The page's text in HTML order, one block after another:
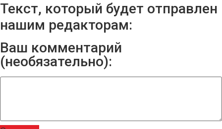
Текст, который будет отправлен
нашим редакторам:
Ваш комментарий
(необязательно):